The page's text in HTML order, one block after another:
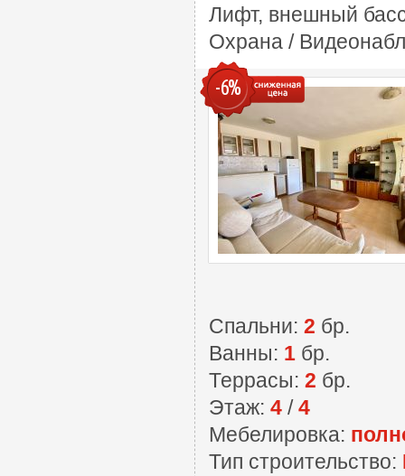
Лифт, внешный
Охрана /
-6%
Спальни: 2 бр.
Ванны: 1 бр.
Террасы: 2 бр.
Этаж: 4 /4
Мебелировка:
Тип строительство: